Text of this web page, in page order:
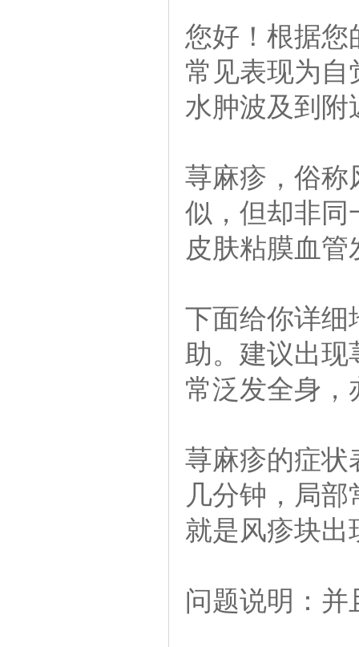
您好！根据您
常见表现为自
水肿波及到附
荨麻疹，俗称
似，但却非同
皮肤粘膜血
下面给你详细
助。建议出现
常泛发全身，
荨麻疹的症状
几分钟，局
就是风疹块出
问题说明：并